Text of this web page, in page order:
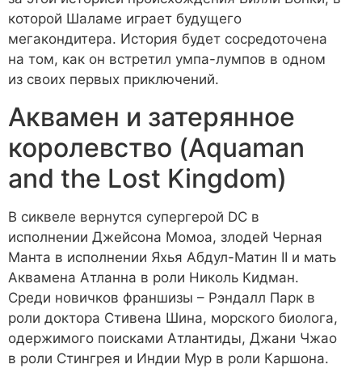
которой Шаламе играет будущего
мегакондитера. История будет сосредоточена
на том, как он встретил умпа-лумпов в одном
из своих первых приключений.
Аквамен и затерянное
королевство (Aquaman
and the Lost Kingdom)
В сиквеле вернутся супергерой DC в
исполнении Джейсона Момоа, злодей Черная
Манта в исполнении Яхья Абдул-Матин II и мать
Аквамена Атланна в роли Николь Кидман.
Среди новичков франшизы – Рэндалл Парк в
роли доктора Стивена Шина, морского биолога,
одержимого поисками Атлантиды, Джани Чжао
в роли Стингрея и Индии Мур в роли Каршона.